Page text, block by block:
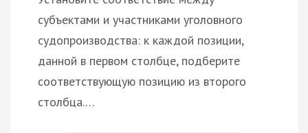
субъектами и участниками уголовного
судопроизводства: к каждой позиции,
данной в первом столбце, подберите
соответствующую позицию из второго
столбца.…